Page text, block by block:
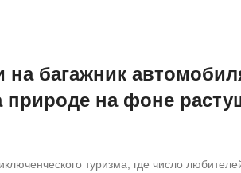
на багажник
природе на фоне
туризма, где число